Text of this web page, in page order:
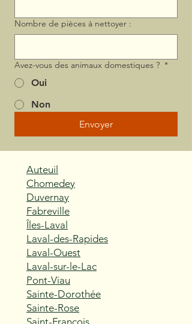
Nombre de pièces à nettoyer :
Avez-vous des animaux domestiques ? *
Oui
Non
Envoyer
Auteuil
Chomedey
Duvernay
Fabreville
Îles-Laval
Laval-des-Rapides
Laval-Ouest
Laval-sur-le-Lac
Pont-Viau
Sainte-Dorothée
Sainte-Rose
Saint-François